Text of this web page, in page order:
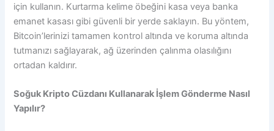
için kullanın. Kurtarma kelime öbeğini kasa veya banka
emanet kasası gibi güvenli bir yerde saklayın. Bu yöntem,
Bitcoin’lerinizi tamamen kontrol altında ve koruma altında
tutmanızı sağlayarak, ağ üzerinden çalınma olasılığını
ortadan kaldırır.
Soğuk Kripto Cüzdanı Kullanarak İşlem Gönderme Nasıl
Yapılır?